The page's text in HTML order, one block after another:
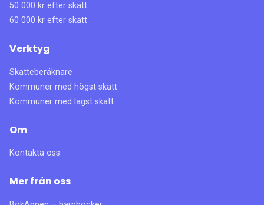
50 000 kr efter skatt
60 000 kr efter skatt
Verktyg
Skatteberäknare
Kommuner med högst skatt
Kommuner med lägst skatt
Om
Kontakta oss
Mer från oss